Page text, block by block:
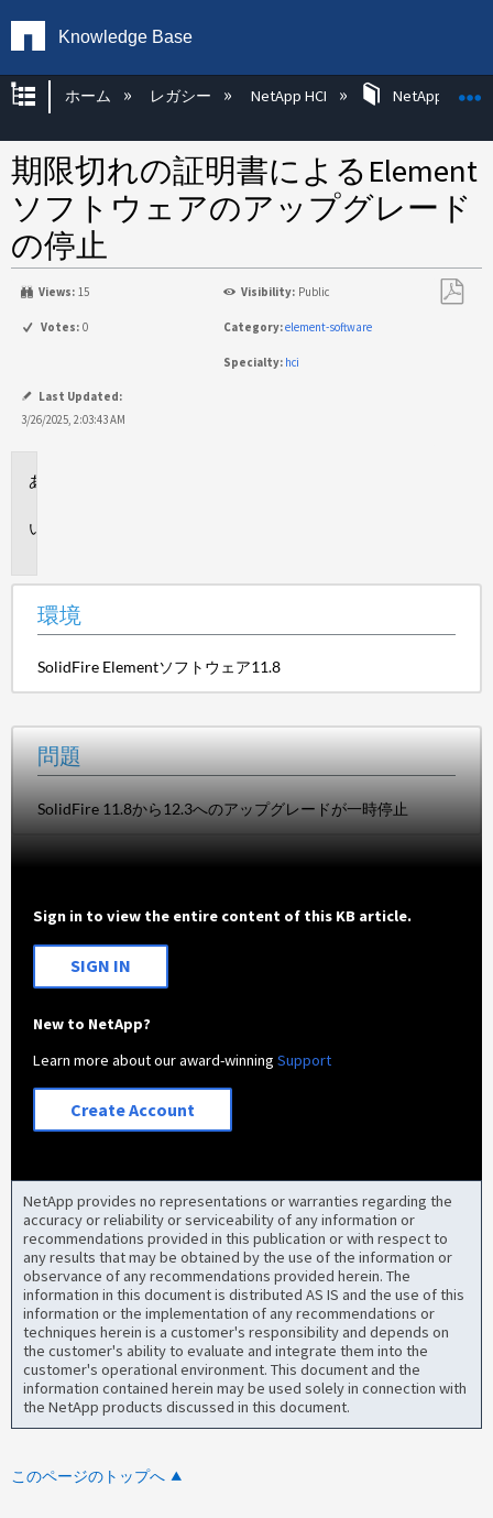
Knowledge Base
グローバル階層を展開/折りたたむ
ホーム レガシー NetApp HCI NetApp HCI
期限切れの証明書によるElement
ソフトウェアのアップグレード
の停止
Views: 15 Visibility: Public
Votes: 0 Category:element-software
Specialty: hci
Last Updated:
3/26/2025, 2:03:43 AM
環境
SolidFire Elementソフトウェア11.8
問題
SolidFire 11.8から12.3へのアップグレードが一時停止
Sign in to view the entire content of this KB article.
SIGN IN
New to NetApp?
Learn more about our award-winningSupport
Create Account
NetApp provides no representations or warranties regarding the
accuracy or reliability or serviceability of any information or
recommendations provided in this publication or with respect to
any results that may be obtained by the use of the information or
observance of any recommendations provided herein. The
information in this document is distributed AS IS and the use of this
information or the implementation of any recommendations or
techniques herein is a customer's responsibility and depends on
the customer's ability to evaluate and integrate them into the
customer's operational environment. This document and the
information contained herein may be used solely in connection with
the NetApp products discussed in this document.
このページのトップへ